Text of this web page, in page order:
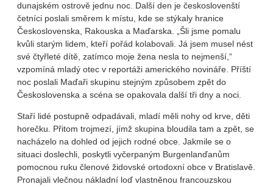
dunajském ostrově jednu noc. Další den je českoslovenští
četníci poslali směrem k místu, kde se stýkaly hranice
Československa, Rakouska a Maďarska. „Šli jsme pomalu
kvůli starým lidem, kteří pořád kolabovali. Já jsem musel nést
své čtyřleté dítě, zatímco moje žena nesla to nejmenší,“
vzpomíná mladý otec v reportáži amerického novináře. Příští
noc poslali Maďaři skupinu stejným způsobem zpět do
Československa a scéna se opakovala další tři dny a noci.
Staří lidé postupně odpadávali, mladí měli nohy od krve, děti
horečku. Přitom trojmezí, jímž skupina bloudila tam a zpět, se
nacházelo na dohled od jejich rodné obce. Jakmile se o
situaci doslechli, poskytli vyčerpaným Burgenlanďanům
pomocnou ruku členové židovské ortodoxní obce v Bratislavě.
Pronajali vlečnou nákladní loď vlastněnou francouzskou